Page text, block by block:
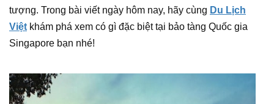
tượng. Trong bài viết ngày hôm nay, hãy cùng Du Lịch
Việt khám phá xem có gì đặc biệt tại bảo tàng Quốc gia
Singapore bạn nhé!